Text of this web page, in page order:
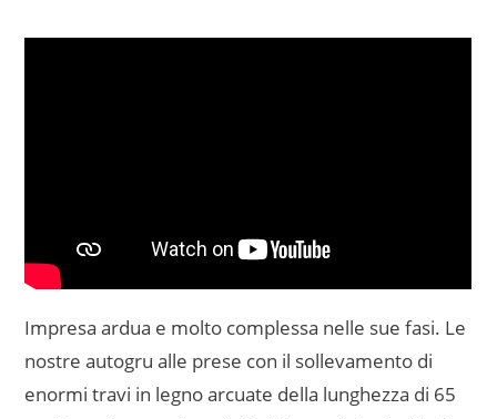
Impresa ardua e molto complessa nelle sue fasi. Le
nostre autogru alle prese con il sollevamento di
enormi travi in legno arcuate della lunghezza di 65